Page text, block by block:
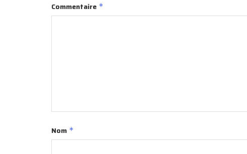
Commentaire *
Nom *